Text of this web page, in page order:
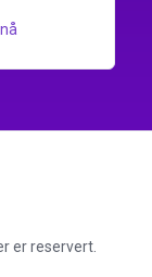
er reservert.